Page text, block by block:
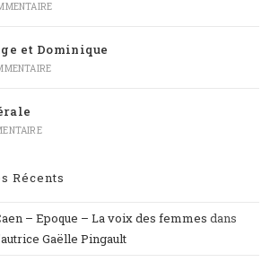
et Dominique
Récents
– Epoque – La voix des femmes dans
Gaëlle Pingault